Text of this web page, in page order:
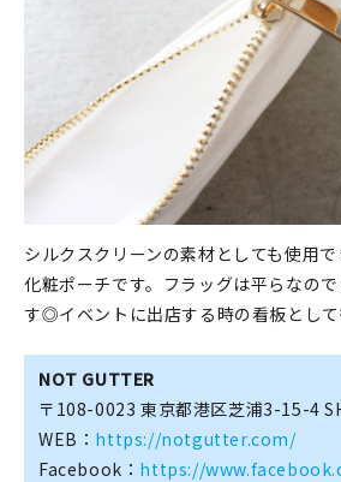
シルクスクリーンの素材としても使用
化粧ポーチです。フラッグは平らなの
す◎イベントに出店する時の看板として
NOT GUTTER
〒108-0023 東京都港区芝浦3-15-4
WEB： https://notgutter.com/
Facebook： https://